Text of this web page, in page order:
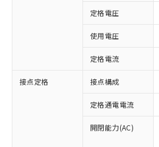
定格電圧
使用電圧
定格電流
接点定格 接点構成
定格通電電流
開閉能力(AC)
ご利用条件
以下の条件をお読みいただ
ご利用ください。
本サービスは、当社制
商品の当社在庫状況お
(税抜)を提供させてい
当社制御機器事業取
対応予定：EU RoHS指令（
有に対応した製品に切り替
対応予定なし：EU RoHS指
非含有に非対応の商品で、
調査・確認中：EU RoHS指
非含有の対応状況を調査中
非該当品：ライセンス料な
害物質有無と関係のない商
仕入先様の事情により、非
「○」：最大均質材料含有
基準値以下であることを示
「×」：最大均質材料含有